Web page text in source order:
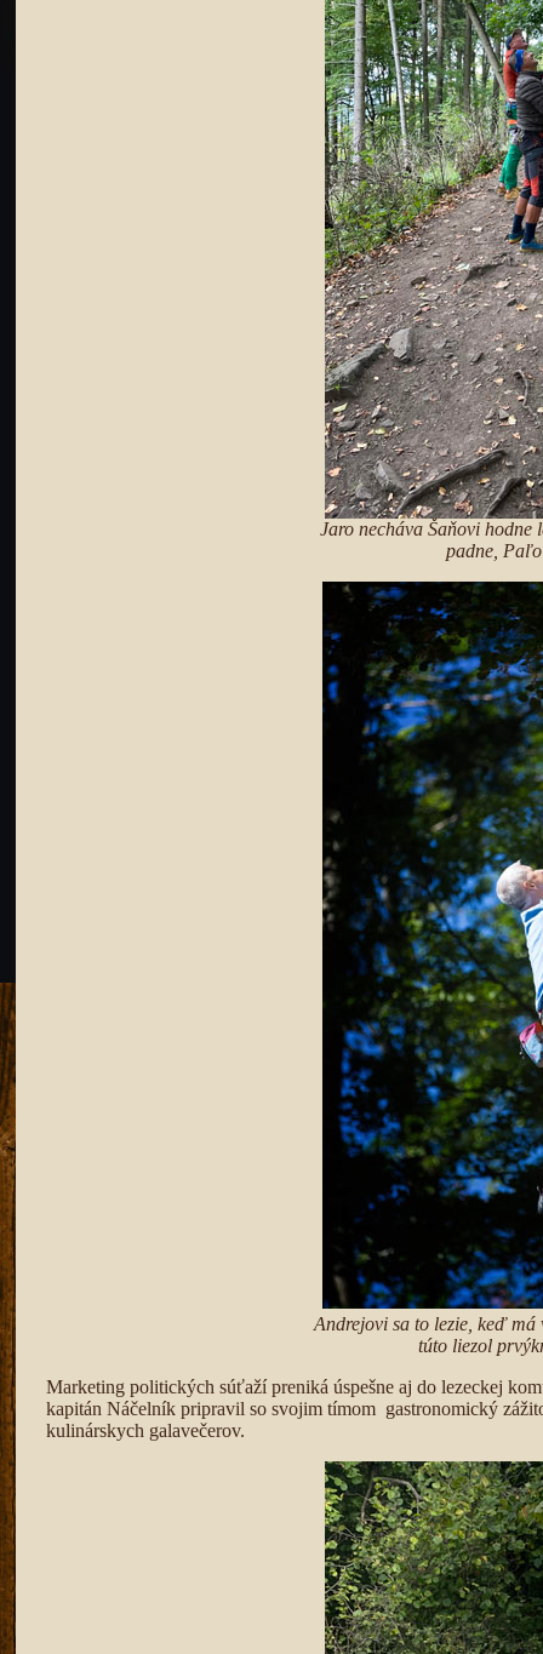
Jaro necháva Šaňovi hodne
padne,
Andrejovi sa to lezie, keď má
túto liezol
Marketing politických súťaží preniká úspešne aj do lezeckej
kapitán Náčelník pripravil so svojim tímom gastronomický
kulinárskych galavečerov.